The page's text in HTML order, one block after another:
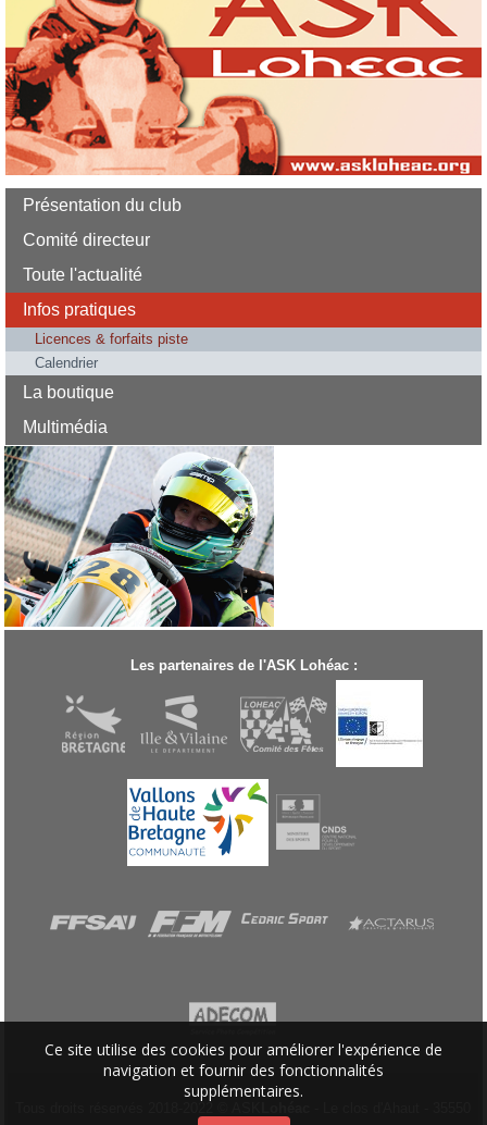
Présentation du club
Comité directeur
Toute l'actualité
Infos pratiques
Licences & forfaits piste
Calendrier
La boutique
Multimédia
Les partenaires de l'ASK Lohéac :
Ce site utilise des cookies pour améliorer l'expérience de
navigation et fournir des fonctionnalités
supplémentaires.